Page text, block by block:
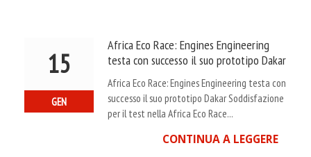
15
GEN
Africa Eco Race: Engines Engineering
testa con successo il suo prototipo Dakar
Africa Eco Race: Engines Engineering testa con
successo il suo prototipo Dakar Soddisfazione
per il test nella Africa Eco Race...
CONTINUA A LEGGERE